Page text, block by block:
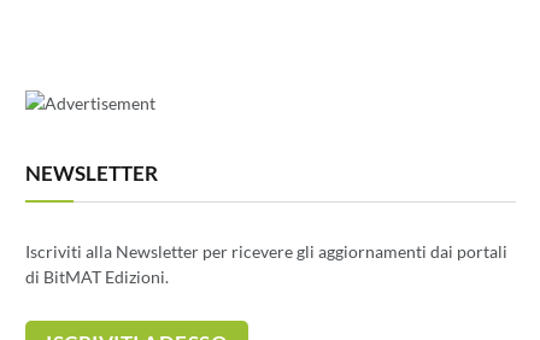
NEWSLETTER
Iscriviti alla Newsletter per ricevere gli aggiornamenti dai portali
di BitMAT Edizioni.